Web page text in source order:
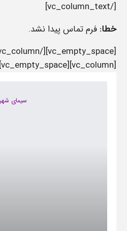
[/vc_column_text]
خطا: فرم تماس پیدا نشد.
[vc_column][vc_empty_space]
سیمای شهر